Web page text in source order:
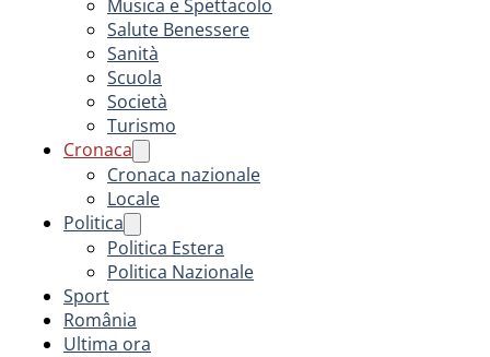
Musica e Spettacolo
Salute Benessere
Sanità
Scuola
Società
Turismo
Cronaca
Cronaca nazionale
Locale
Politica
Politica Estera
Politica Nazionale
Sport
România
Ultima ora